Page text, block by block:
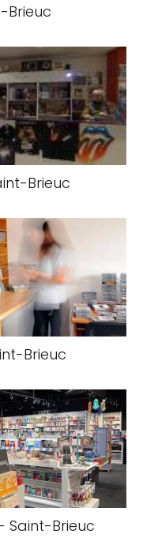
Brieuc
Brieuc
Brieuc
Saint-Brieuc